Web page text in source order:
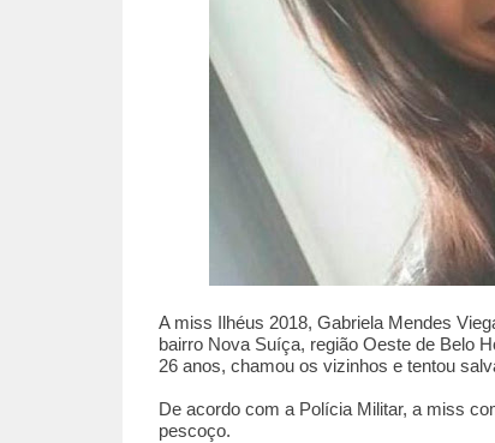
A miss Ilhéus 2018, Gabriela Mendes
bairro Nova Suíça, região Oeste de Belo
26 anos, chamou os vizinhos e tentou
De acordo com a Polícia Militar, a miss
pescoço.